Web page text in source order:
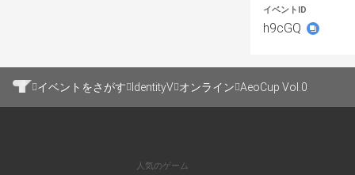
第2試合
第3試合
ハンター　
イベントID
h9cGQ
イベントをさがす IdentityV オンライン AeoCup Vol.0
人気のゲーム